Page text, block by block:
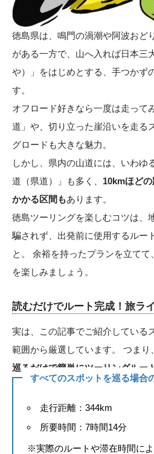
徳島県は、鳴門の渦潮や阿波おど
がある一方で、山へ入れば日本三
や）」をはじめとする、手つかず
す。
オフロード好きなら一度は走って
道」や、切り立った崖沿いを走る
グロードも大きな魅力。
しかし、県内の山道には、いわゆ
道（県道）」も多く、 10kmほど
かかる区間もあります。
徳島ツーリングを楽しむコツは、
騙されず、出発前に使用するルー
と。 余裕を持ったプランを立て
を楽しみましょう。
読むだけでルート完成！旅ラ
実は、この記事でご紹介している
範囲から厳選しています。 つまり、
巡るだけで簡単にツーリングルー
すべてのスポットを巡る場合
走行距離：344km
所要時間：7時間14分
※実際のルートや滞在時間によ